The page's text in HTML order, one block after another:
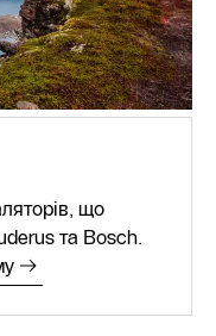
що
та Bosch.